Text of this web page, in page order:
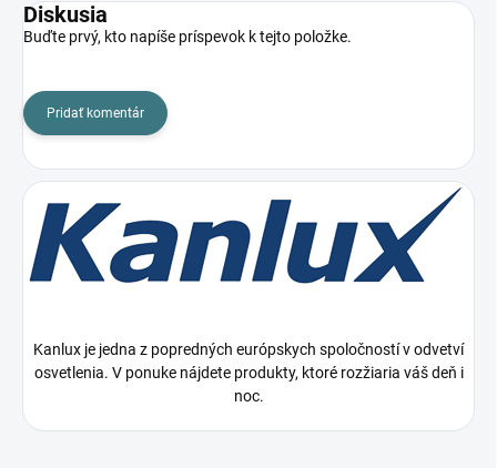
Diskusia
Buďte prvý, kto napíše príspevok k tejto položke.
Pridať komentár
Kanlux je jedna z popredných európskych spoločností v odvetví
osvetlenia. V ponuke nájdete produkty, ktoré rozžiaria váš deň i
noc.